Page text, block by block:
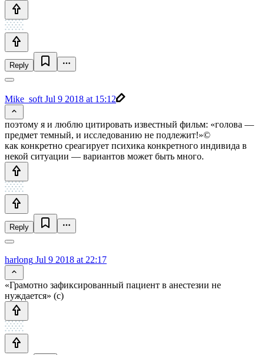
Reply
Mike_soft Jul 9 2018 at 15:12
поэтому я и люблю цитировать известный фильм: «голова —
предмет темный, и исследованию не подлежит!»©
как конкретно среагирует психика конкретного индивида в
некой ситуации — вариантов может быть много.
Reply
harlong Jul 9 2018 at 22:17
«Грамотно зафиксированный пациент в анестезии не
нуждается» (с)